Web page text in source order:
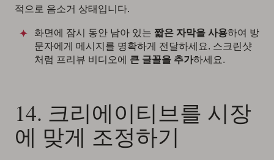
적으로 음소거 상태입니다.
화면에 잠시 동안 남아 있는 짧은 자막을 사용하여 방
문자에게 메시지를 명확하게 전달하세요. 스크린샷
처럼 프리뷰 비디오에 큰 글꼴을 추가하세요.
14. 크리에이티브를 시장
에 맞게 조정하기